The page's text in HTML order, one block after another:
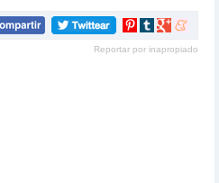
Compartir
Pinterest
Compartir
tumblr
Compartir
Google+
Compartir
meneame
Reportar por inapropiado